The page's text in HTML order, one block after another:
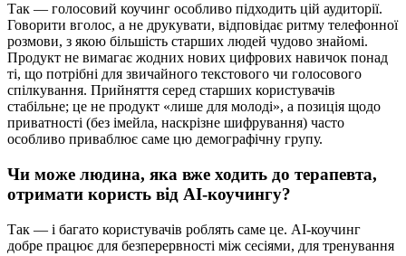
Так — голосовий коучинг особливо підходить цій аудиторії.
Говорити вголос, а не друкувати, відповідає ритму телефонної
розмови, з якою більшість старших людей чудово знайомі.
Продукт не вимагає жодних нових цифрових навичок понад
ті, що потрібні для звичайного текстового чи голосового
спілкування. Прийняття серед старших користувачів
стабільне; це не продукт «лише для молоді», а позиція щодо
приватності (без імейла, наскрізне шифрування) часто
особливо приваблює саме цю демографічну групу.
Чи може людина, яка вже ходить до терапевта,
отримати користь від AI-коучингу?
Так — і багато користувачів роблять саме це. AI-коучинг
добре працює для безперервності між сесіями, для тренування